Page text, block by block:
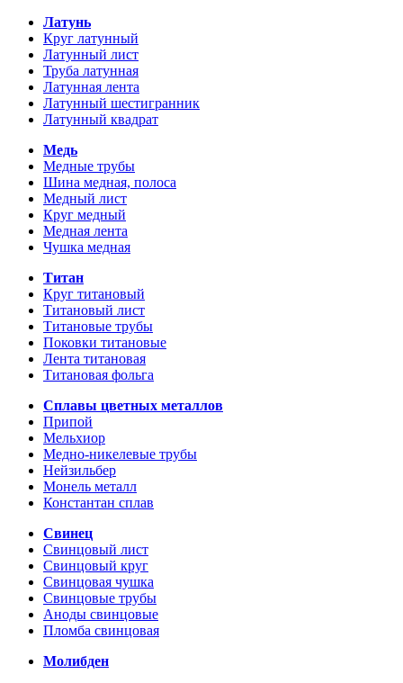
Латунь
Круг латунный
Латунный лист
Труба латунная
Латунная лента
Латунный шестигранник
Латунный квадрат
Медь
Медные трубы
Шина медная, полоса
Медный лист
Круг медный
Медная лента
Чушка медная
Титан
Круг титановый
Титановый лист
Титановые трубы
Поковки титановые
Лента титановая
Титановая фольга
Сплавы цветных металлов
Припой
Мельхиор
Медно-никелевые трубы
Нейзильбер
Монель металл
Константан сплав
Свинец
Свинцовый лист
Свинцовый круг
Свинцовая чушка
Свинцовые трубы
Аноды свинцовые
Пломба свинцовая
Молибден